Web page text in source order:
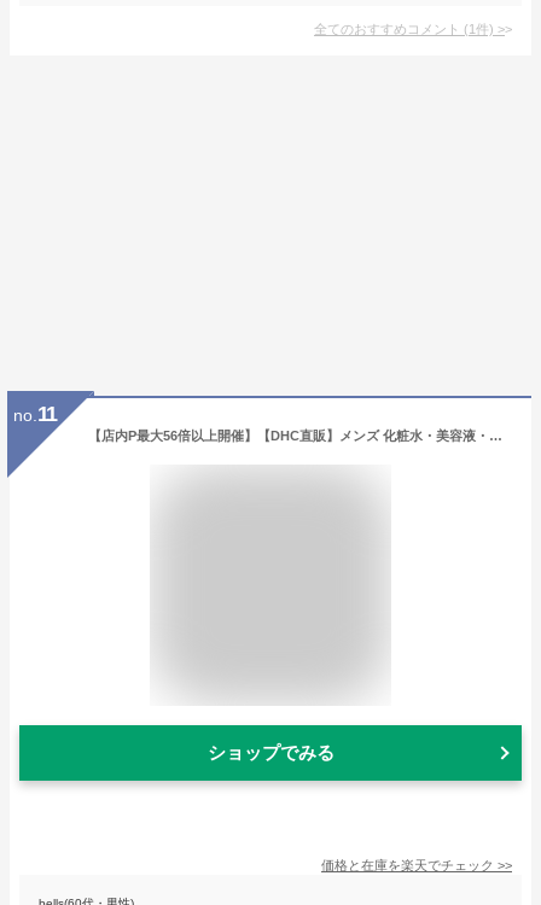
全てのおすすめコメント (1件) >
no. 11
【店内P最大56倍以上開催】【DHC直販】メンズ 化粧水・美容液・乳液・クリーム・アフターシェーブ・ボディクリーム DHC MEN オールインワン モイスチュアジェル＜顔・体用美容液＞ | 男性 化粧品 保湿 オールインワンジェル ジェル
ショップでみる
価格と在庫を楽天でチェック >>